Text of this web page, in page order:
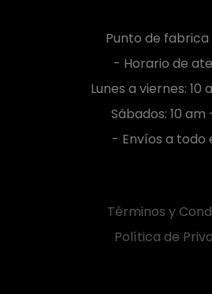
Punto de
- Horario de
Lunes a viernes: 10
Sábados: 10
- Envíos a todo
Términos y
Política de